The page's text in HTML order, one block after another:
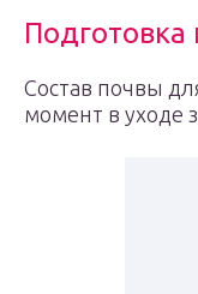
Подготовка
Состав почвы
момент в уходе